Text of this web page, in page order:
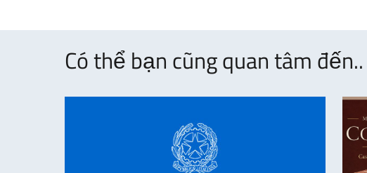
Có thể bạn cũng quan tâm đến..